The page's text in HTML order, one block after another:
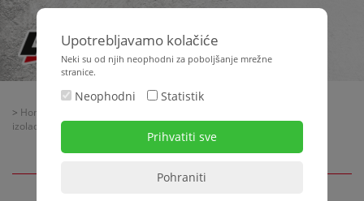
> Home
izolacija
Građevinska kemija
Upotrebljavamo kolačiće
Neki su od njih neophodni za poboljšanje mrežne
stranice.
Neophodni Statistik